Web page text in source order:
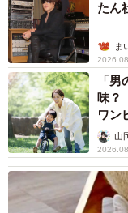
たん
ま
「
味？
ワン
へん
山